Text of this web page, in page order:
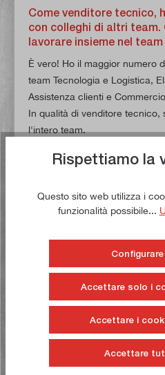
Come venditore tecnico,
con colleghi di altri team.
lavorare insieme nel
È vero! Ho il maggior numero
team Tecnologia e Logistica,
Assistenza clienti e
In qualità di venditore tecnico,
l'intero team.
è mai capitato che un collega
lo spirito di squadra sono
paulimot. Rispetto ai miei
in modo molto libero e
Lei ha anche un
prodotti e le macchine di
scoperto la sua
suo periodo di lavoro
Rispettiamo la
Questo sito web utilizza i
funzionalità possibile...
Accettare solo i
Accettare i
Accettare